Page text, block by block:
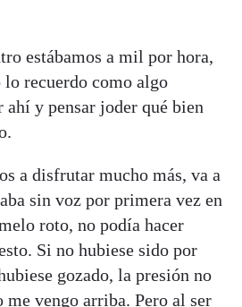
estábamos a mil por hora,
recuerdo como algo
ahí y pensar joder qué bien
a disfrutar mucho más, va a
sin voz por primera vez en
roto, no podía hacer
Si no hubiese sido por
gozado, la presión no
me vengo arriba. Pero al ser